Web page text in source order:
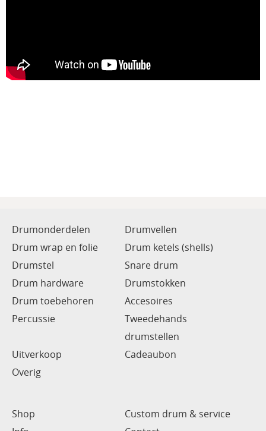
Drumonderdelen
Drumvellen
Drum wrap en folie
Drum ketels (shells)
Drumstel
Snare drum
Drum hardware
Drumstokken
Drum toebehoren
Accesoires
Percussie
Tweedehands
drumstellen
Uitverkoop
Cadeaubon
Overig
Shop
Custom drum & service